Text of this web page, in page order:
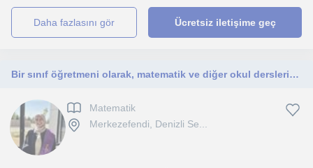
daha fazlasını gör Ücretsiz iletişime geç
Bir sınıf öğretmeni olarak, matematik ve diğer okul derslerinde çocuklara yardımcı oluyorum.
Matematik
Merkezefendi, Denizli Se...